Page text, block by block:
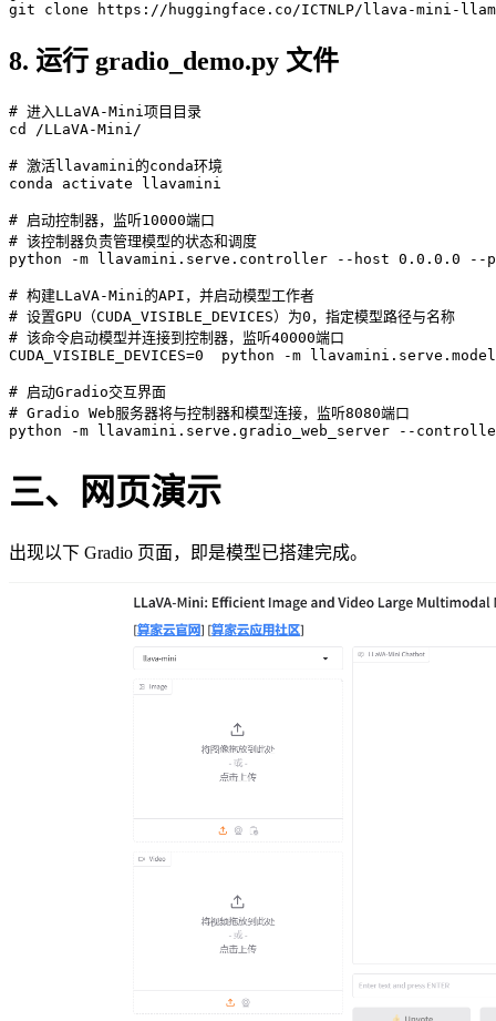
git clone https://huggingface.co/ICTNLP/llava-mini-
8. 运行 gradio_demo.py 文件
# 进入LLaVA-Mini项目目录
cd
/LLaVA-Mini/
# 激活llavamini的conda环境
conda activate llavamini
# 启动控制器，监听10000端口
# 该控制器负责管理模型的状态和调度
python -m llavamini.serve.controller --host 0.0.0.0 --
# 构建LLaVA-Mini的API，并启动模型工作者
# 设置GPU（CUDA_VISIBLE_DEVICES）为0，指定模型路径与名称
# 该命令启动模型并连接到控制器，监听40000端口
CUDA_VISIBLE_DEVICES=0  python -m
# 启动Gradio交互界面
# Gradio Web服务器将与控制器和模型连接，监听8080端口
三、网页演示
出现以下 Gradio 页面，即是模型已搭建完成。